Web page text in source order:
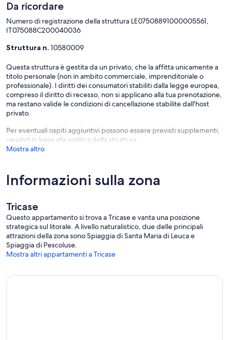
Da ricordare
Numero di registrazione della struttura LE07508891000005561,
IT075088C200040036
Struttura n. 10580009
Questa struttura è gestita da un privato, che la affitta unicamente a
titolo personale (non in ambito commerciale, imprenditoriale o
professionale). I diritti dei consumatori stabiliti dalla legge europea,
compreso il diritto di recesso, non si applicano alla tua prenotazione,
ma restano valide le condizioni di cancellazione stabilite dall'host
privato.
Per eventuali ospiti aggiuntivi possono essere previsti supplementi,
variabili in base alla politica della struttura.
Mostra altro
Informazioni sulla zona
Tricase
Questo appartamento si trova a Tricase e vanta una posizione
strategica sul litorale. A livello naturalistico, due delle principali
attrazioni della zona sono Spiaggia di Santa Maria di Leuca e
Spiaggia di Pescoluse.
Mostra altri appartamenti a Tricase